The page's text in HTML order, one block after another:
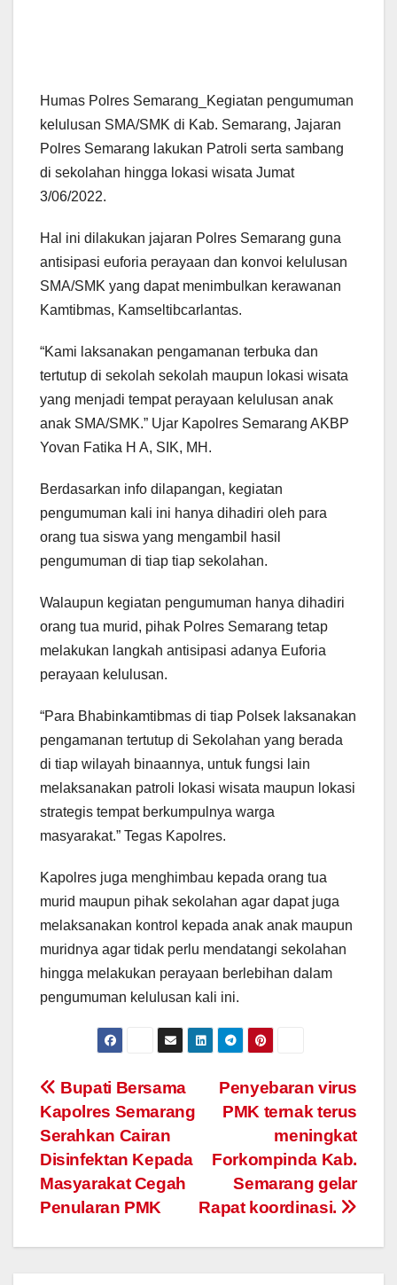
Humas Polres Semarang_Kegiatan pengumuman
kelulusan SMA/SMK di Kab. Semarang, Jajaran
Polres Semarang lakukan Patroli serta sambang
di sekolahan hingga lokasi wisata Jumat
3/06/2022.
Hal ini dilakukan jajaran Polres Semarang guna
antisipasi euforia perayaan dan konvoi kelulusan
SMA/SMK yang dapat menimbulkan kerawanan
Kamtibmas, Kamseltibcarlantas.
“Kami laksanakan pengamanan terbuka dan
tertutup di sekolah sekolah maupun lokasi wisata
yang menjadi tempat perayaan kelulusan anak
anak SMA/SMK.” Ujar Kapolres Semarang AKBP
Yovan Fatika H A, SIK, MH.
Berdasarkan info dilapangan, kegiatan
pengumuman kali ini hanya dihadiri oleh para
orang tua siswa yang mengambil hasil
pengumuman di tiap tiap sekolahan.
Walaupun kegiatan pengumuman hanya dihadiri
orang tua murid, pihak Polres Semarang tetap
melakukan langkah antisipasi adanya Euforia
perayaan kelulusan.
“Para Bhabinkamtibmas di tiap Polsek laksanakan
pengamanan tertutup di Sekolahan yang berada
di tiap wilayah binaannya, untuk fungsi lain
melaksanakan patroli lokasi wisata maupun lokasi
strategis tempat berkumpulnya warga
masyarakat.” Tegas Kapolres.
Kapolres juga menghimbau kepada orang tua
murid maupun pihak sekolahan agar dapat juga
melaksanakan kontrol kepada anak anak maupun
muridnya agar tidak perlu mendatangi sekolahan
hingga melakukan perayaan berlebihan dalam
pengumuman kelulusan kali ini.
Post
navigation
Penyebaran virus
PMK ternak terus
meningkat
Forkompinda Kab.
Semarang gelar
Rapat koordinasi.
Bupati Bersama
Kapolres Semarang
Serahkan Cairan
Disinfektan Kepada
Masyarakat Cegah
Penularan PMK